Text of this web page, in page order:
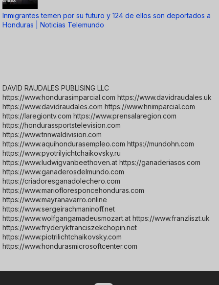
Inmigrantes temen por su futuro y 124 de ellos son deportados a
Honduras | Noticias Telemundo
DAVID RAUDALES PUBLISING LLC
https://www.hondurasimparcial.com https://www.davidraudales.uk
https://www.davidraudales.com https://www.hnimparcial.com
https://laregiontv.com https://www.prensalaregion.com
https://hondurassportstelevision.com
https://www.tnnwaldivision.com
https://www.aquihondurasempleo.com https://mundohn.com
https://www.pyotrilyichtchaikovsky.ru
https://www.ludwigvanbeethoven.at https://ganaderiasos.com
https://www.ganaderosdelmundo.com
https://criadoresganadolechero.com
https://www.mariofloresponcehonduras.com
https://www.mayranavarro.online
https://www.sergeirachmaninoff.net
https://www.wolfgangamadeusmozart.at https://www.franzliszt.uk
https://www.fryderykfranciszekchopin.net
https://www.piotrilichtchaikovsky.com
https://www.hondurasmicrosoftcenter.com